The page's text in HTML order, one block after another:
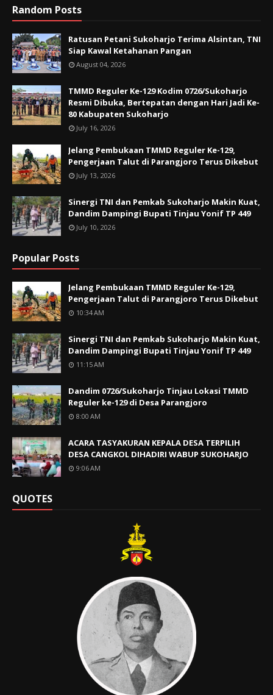
Random Posts
Ratusan Petani Sukoharjo Terima Alsintan, TNI
Siap Kawal Ketahanan Pangan
August 04, 2026
TMMD Reguler Ke-129 Kodim 0726/Sukoharjo
Resmi Dibuka, Bertepatan dengan Hari Jadi Ke-
80 Kabupaten Sukoharjo
July 16, 2026
Jelang Pembukaan TMMD Reguler Ke-129,
Pengerjaan Talut di Parangjoro Terus Dikebut
July 13, 2026
Sinergi TNI dan Pemkab Sukoharjo Makin Kuat,
Dandim Dampingi Bupati Tinjau Yonif TP 449
July 10, 2026
Popular Posts
Jelang Pembukaan TMMD Reguler Ke-129,
Pengerjaan Talut di Parangjoro Terus Dikebut
10:34 AM
Sinergi TNI dan Pemkab Sukoharjo Makin Kuat,
Dandim Dampingi Bupati Tinjau Yonif TP 449
11:15 AM
Dandim 0726/Sukoharjo Tinjau Lokasi TMMD
Reguler ke-129 di Desa Parangjoro
8:00 AM
ACARA TASYAKURAN KEPALA DESA TERPILIH
DESA CANGKOL DIHADIRI WABUP SUKOHARJO
9:06 AM
QUOTES